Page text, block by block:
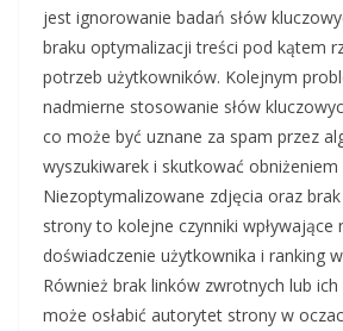
jest ignorowanie badań słów
braku optymalizacji treści pod kątem
potrzeb użytkowników. Kolejnym
nadmierne stosowanie słów
co może być uznane za spam przez
wyszukiwarek i skutkować
Niezoptymalizowane zdjęcia oraz
strony to kolejne czynniki wpływające
doświadczenie użytkownika i ranking
Również brak linków zwrotnych lub
może osłabić autorytet strony w